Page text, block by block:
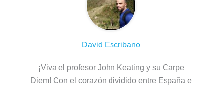
David Escribano
¡Viva el profesor John Keating y su Carpe
Diem! Con el corazón dividido entre España e